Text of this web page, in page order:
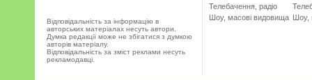
Відповідальність за інформацію в
авторських матеріалах несуть автори.
Думка редакції може не збігатися з думкою
авторів матеріалу.
Відповідальність за зміст реклами несуть
рекламодавці.
Телебачення, радіо
Шоу, масові видовища Шоу,